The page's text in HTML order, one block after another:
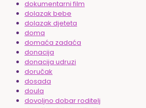
dokumentarni film
dolazak bebe
dolazak djeteta
doma
domaća zadaća
donacija
donacija udruzi
doručak
dosada
doula
dovoljno dobar roditelj